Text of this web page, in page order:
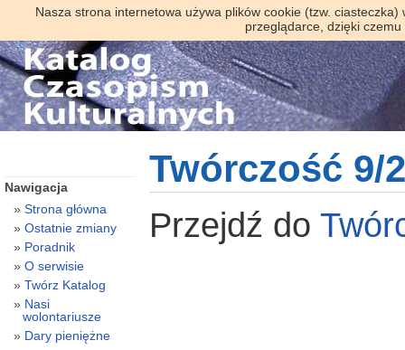
Nasza strona internetowa używa plików cookie (tzw.
przeglądarce, dzięki
Twórczość 9/
Przejdź do
Nawigacja
Strona główna
Ostatnie zmiany
Poradnik
O serwisie
Twórz Katalog
Nasi
wolontariusze
Dary pieniężne